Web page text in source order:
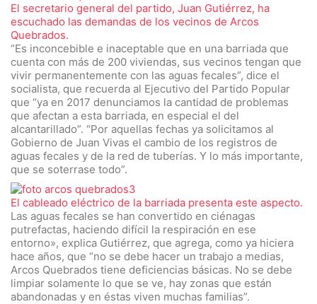
El secretario general del partido, Juan Gutiérrez, ha
escuchado las demandas de los vecinos de Arcos
Quebrados.
“Es inconcebible e inaceptable que en una barriada que
cuenta con más de 200 viviendas, sus vecinos tengan que
vivir permanentemente con las aguas fecales”, dice el
socialista, que recuerda al Ejecutivo del Partido Popular
que “ya en 2017 denunciamos la cantidad de problemas
que afectan a esta barriada, en especial el del
alcantarillado”. “Por aquellas fechas ya solicitamos al
Gobierno de Juan Vivas el cambio de los registros de
aguas fecales y de la red de tuberías. Y lo más importante,
que se soterrase todo”.
El cableado eléctrico de la barriada presenta este aspecto.
Las aguas fecales se han convertido en ciénagas
putrefactas, haciendo difícil la respiración en ese
entorno», explica Gutiérrez, que agrega, como ya hiciera
hace años, que “no se debe hacer un trabajo a medias,
Arcos Quebrados tiene deficiencias básicas. No se debe
limpiar solamente lo que se ve, hay zonas que están
abandonadas y en éstas viven muchas familias”.